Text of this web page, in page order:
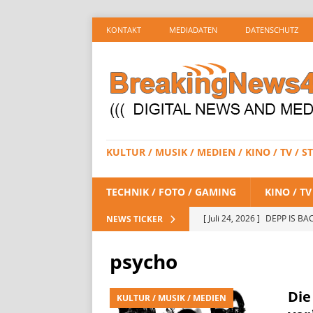
KONTAKT MEDIADATEN DATENSCHUTZ
KULTUR / MUSIK / MEDIEN / KINO / TV /
TECHNIK / FOTO / GAMING KINO /
NEWS TICKER [ Juli 24, 2026 ] DEPP IS
STREAMING
psycho
KULTUR / MUSIK / MEDIEN